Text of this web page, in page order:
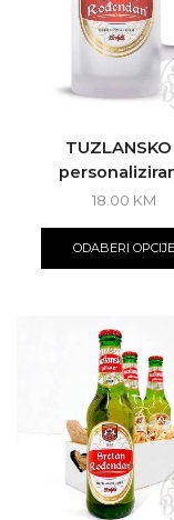
TUZLANSKO
18.00 KM
ODABERI OPCIJE